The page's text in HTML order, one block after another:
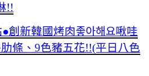
!!
創新韓國烤肉좋아해요啾哇
條、9色豬五花!!(平日八色